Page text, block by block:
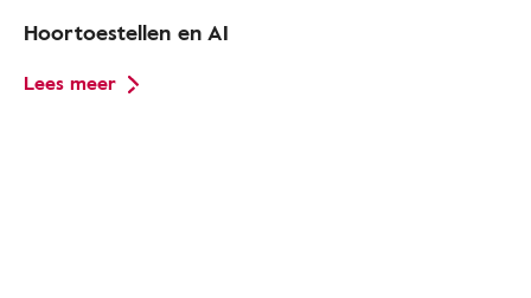
Hoortoestellen en AI
Lees meer